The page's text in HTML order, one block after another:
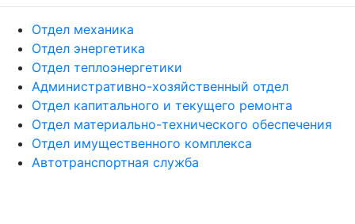
Отдел механика
Отдел энергетика
Отдел теплоэнергетики
Административно-хозяйственный отдел
Отдел капитального и текущего ремонта
Отдел материально-технического обеспечения
Отдел имущественного комплекса
Автотранспортная служба